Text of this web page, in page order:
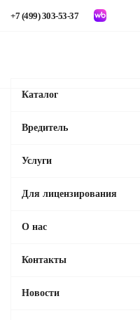
+7 (499) 303-53-37
Каталог
Вредитель
Услуги
Для лицензирования
О нас
Контакты
Новости